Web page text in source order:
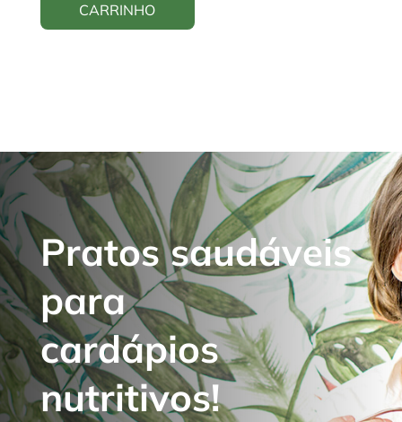
CARRINHO
Pratos saudáveis
para
cardápios
nutritivos!